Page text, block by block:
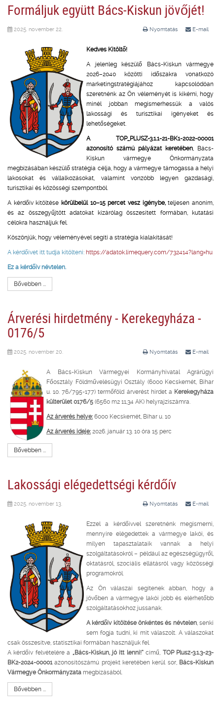
Formáljuk együtt Bács-Kiskun jövőjét!
Nyomtatás E-mail
2025. november 22.
Kedves Kitöltő!
A jelenleg készülő Bács-Kiskun vármegye
2026–2040 közötti időszakra vonatkozó
marketingstratégiájához kapcsolódóan
szeretnénk az Ön véleményét is kikérni, hogy
minél jobban megismerhessük a valós
lakossági és turisztikai igényeket és
lehetőségeket.
A TOP_PLUSZ-3.1.1-21-BK1-2022-00001
azonosító számú pályázat keretében, Bács-
Kiskun vármegye Önkormányzata
megbízásában készülő stratégia célja, hogy a vármegye támogassa a helyi
lakosokat és vállalkozásokat, valamint vonzóbb legyen gazdasági,
turisztikai és közösségi szempontból.
A kérdőív kitöltése körülbelül 10–15 percet vesz igénybe,teljesen anonim,
és az összegyűjtött adatokat kizárólag összesített formában, kutatási
célokra használjuk fel.
Köszönjük, hogy véleményével segíti a stratégia kialakítását!
A kérdőívet itt tudja kitölteni: https://adatok.limequery.com/732414?lang=hu
Ez a kérdőív névtelen.
Bővebben ...
Árverési hirdetmény - Kerekegyháza -
0176/5
Nyomtatás E-mail
2025. november 20.
A Bács-Kiskun Vármegyei Kormányhivatal Agrárügyi
Főosztály Földművelésügyi Osztály (6000 Kecskemét, Bihar
u. 10. 76/795-177) termőföld árverést hirdet a Kerekegyháza
külterület 0176/5 (6560 m2 11,34 AK) helyrajziszámra.
Az árverés helye: 6000 Kecskemét, Bihar u. 10
Az árverés ideje: 2026. január 13. 10 óra 15 perc
Bővebben ...
Lakossági elégedettségi kérdőív
Nyomtatás E-mail
2025. november 13.
Ezzel a kérdőívvel szeretnénk megismerni,
mennyire elégedettek a vármegye lakói, és
milyen tapasztalataik vannak a helyi
szolgáltatásokról – például az egészségügyről,
oktatásról, szociális ellátásról vagy közösségi
programokról.
Az Ön válaszai segítenek abban, hogy a
jövőben a vármegye lakói jobb és elérhetőbb
szolgáltatásokhoz jussanak.
A kérdőív kitöltése önkéntes és névtelen, senki
sem fogja tudni, ki mit válaszolt. A válaszokat
csak összesítve, statisztikai formában használjuk fel.
A kérdőív felvételére a „Bács-Kiskun, jó itt lenni!”című, TOP Plusz-3.1.3-23-
BK2-2024-00001azonosítószámú projekt keretében kerül sor, Bács-Kiskun
Vármegye Önkormányzata megbízásából.
Bővebben ...